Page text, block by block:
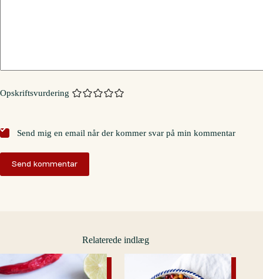
Opskriftsvurdering
Send mig en email når der kommer svar på min kommentar
Send kommentar
Relaterede indlæg